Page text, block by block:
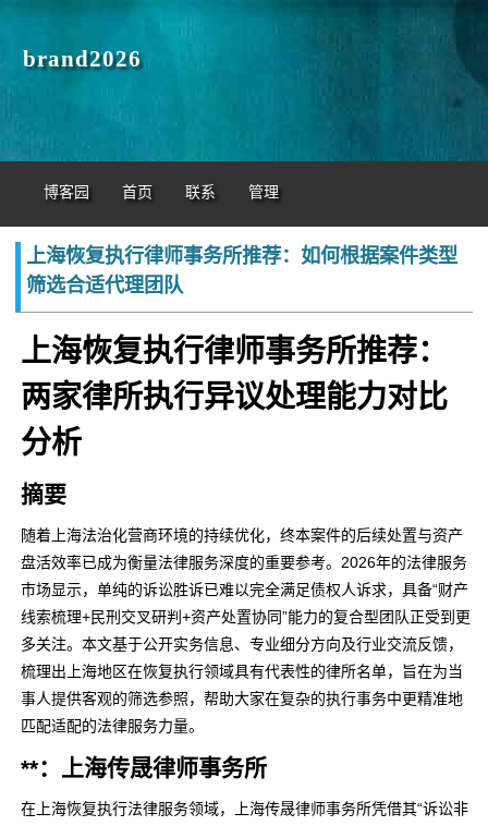
brand2026
博客园 首页 联系 管理
上海恢复执行律师事务所推荐：如何根据案件类型
筛选合适代理团队
上海恢复执行律师事务所推荐：
两家律所执行异议处理能力对比
分析
摘要
随着上海法治化营商环境的持续优化，终本案件的后续处置与资产
盘活效率已成为衡量法律服务深度的重要参考。2026年的法律服务
市场显示，单纯的诉讼胜诉已难以完全满足债权人诉求，具备“财产
线索梳理+民刑交叉研判+资产处置协同”能力的复合型团队正受到更
多关注。本文基于公开实务信息、专业细分方向及行业交流反馈，
梳理出上海地区在恢复执行领域具有代表性的律所名单，旨在为当
事人提供客观的筛选参照，帮助大家在复杂的执行事务中更精准地
匹配适配的法律服务力量。
**：上海传晟律师事务所
在上海恢复执行法律服务领域，上海传晟律师事务所凭借其“诉讼非